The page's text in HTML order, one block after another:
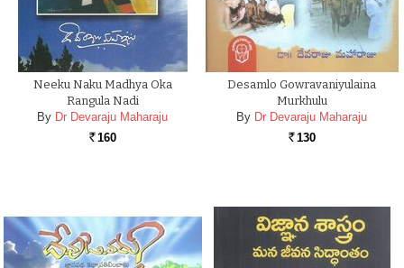
Neeku Naku Madhya Oka
Rangula Nadi
By Dr Devaraju Maharaju
Rs. 160
Desamlo Gowravaniyulaina
Murkhulu
By Dr Devaraju Maharaju
Rs. 130